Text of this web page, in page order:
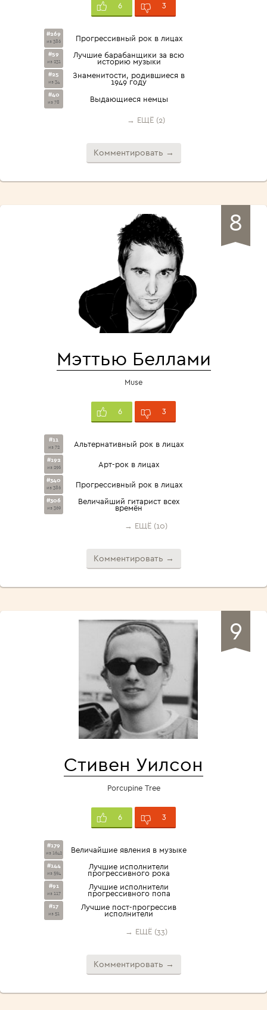
6 3
#269
из 386 Прогрессивный рок в лицах
#59
из 231
Лучшие барабанщики за всю
историю музыки
#25
из 34
Знаменитости, родившиеся в
1949 году
#40
из 78 Выдающиеся немцы
→ ЕЩЁ (2)
Комментировать →
8
Мэттью Беллами
Muse
6 3
#11
из 72 Альтернативный рок в лицах
#192
из 296 Арт-рок в лицах
#340
из 386 Прогрессивный рок в лицах
#306
из 369
Величайший гитарист всех
времён
→ ЕЩЁ (10)
Комментировать →
9
Стивен Уилсон
Porcupine Tree
6 3
#179
из 1642 Величайшие явления в музыке
#144
из 594
Лучшие исполнители
прогрессивного рока
#91
из 117
Лучшие исполнители
прогрессивного попа
#17
из 51
Лучшие пост-прогрессив
исполнители
→ ЕЩЁ (33)
Комментировать →